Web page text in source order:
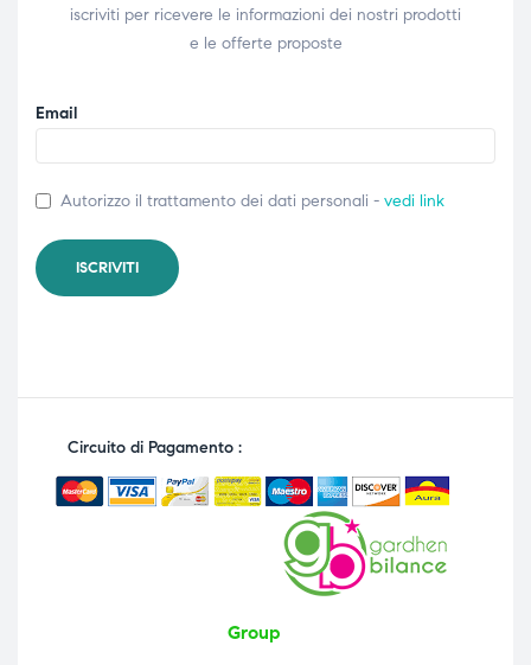
iscriviti per ricevere le informazioni dei nostri prodotti
e le offerte proposte
Email
Autorizzo il trattamento dei dati personali - vedi link
Circuito di Pagamento :
Group